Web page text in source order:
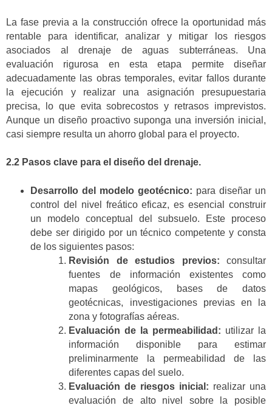
La fase previa a la construcción ofrece la oportunidad más
rentable para identificar, analizar y mitigar los riesgos
asociados al drenaje de aguas subterráneas. Una
evaluación rigurosa en esta etapa permite diseñar
adecuadamente las obras temporales, evitar fallos durante
la ejecución y realizar una asignación presupuestaria
precisa, lo que evita sobrecostos y retrasos imprevistos.
Aunque un diseño proactivo suponga una inversión inicial,
casi siempre resulta un ahorro global para el proyecto.
2.2 Pasos clave para el diseño del drenaje.
Desarrollo del modelo geotécnico: para diseñar un
control del nivel freático eficaz, es esencial construir
un modelo conceptual del subsuelo. Este proceso
debe ser dirigido por un técnico competente y consta
de los siguientes pasos:
Revisión de estudios previos: consultar
fuentes de información existentes como
mapas geológicos, bases de datos
geotécnicas, investigaciones previas en la
zona y fotografías aéreas.
Evaluación de la permeabilidad: utilizar la
información disponible para estimar
preliminarmente la permeabilidad de las
diferentes capas del suelo.
Evaluación de riesgos inicial: realizar una
evaluación de alto nivel sobre la posible